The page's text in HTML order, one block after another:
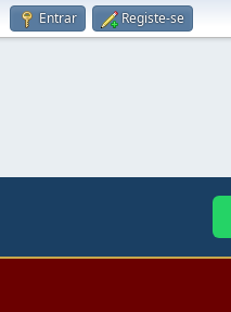
Entrar Registe-se